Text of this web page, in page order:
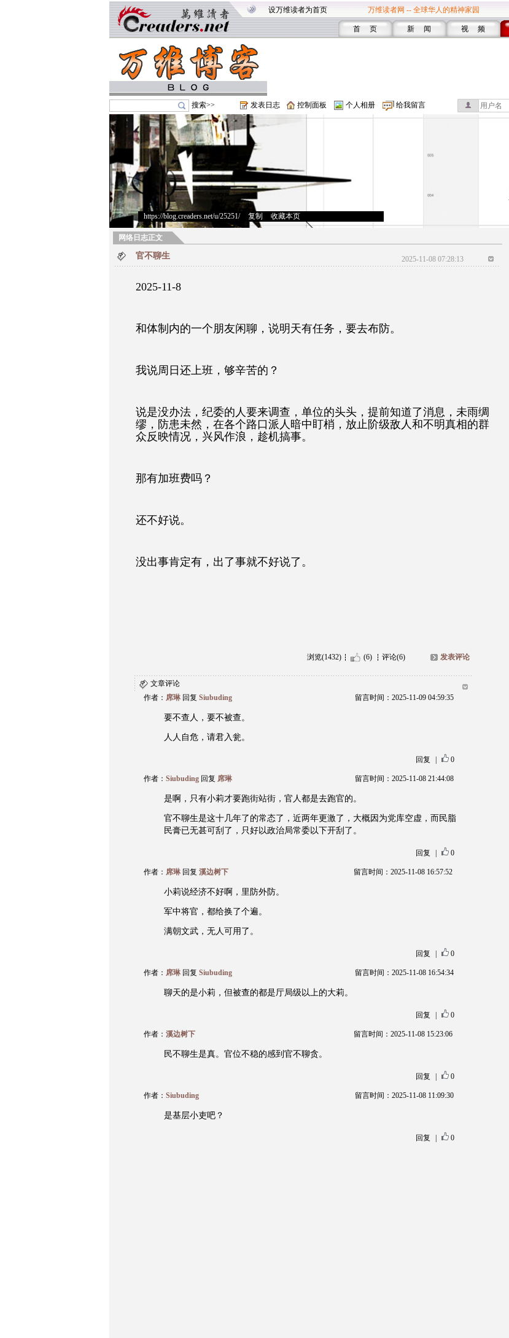
设万维读者为首页 万维读者网 -- 全球华人的精神家园
首 页 新 闻 视 频
搜索>> 发表日志 控制面板 个人相册 给我留言
https://blog.creaders.net/u/25251/> 复制 收藏本页
网络日志正文
官不聊生 2025-11-08 07:28:13
2025-11-8
和体制内的一个朋友闲聊，说明天有任务，要去布防。
我说周日还上班，够辛苦的？
说是没办法，纪委的人要来调查，单位的头头，提前知道了消息，未雨绸
缪，防患未然，在各个路口派人暗中盯梢，放止阶级敌人和不明真相的群
众反映情况，兴风作浪，趁机搞事。
那有加班费吗？
还不好说。
没出事肯定有，出了事就不好说了。
浏览(1432) (6) 评论(6) 发表评论
文章评论
作者： 席琳回复 Siubuding 留言时间：2025-11-09 04:59:35
要不查人，要不被查。
人人自危，请君入瓮。
回复 0
作者： Siubuding回复 席琳 留言时间：2025-11-08 21:44:08
是啊，只有小莉才要跑街站街，官人都是去跑官的。
官不聊生是这十几年了的常态了，近两年更激了，大概因为党库空虚，而民脂
民膏已无甚可刮了，只好以政治局常委以下开刮了。
回复 0
作者： 席琳回复 溪边树下 留言时间：2025-11-08 16:57:52
小莉说经济不好啊，里防外防。
军中将官，都给换了个遍。
满朝文武，无人可用了。
回复 0
作者： 席琳回复 Siubuding 留言时间：2025-11-08 16:54:34
聊天的是小莉，但被查的都是厅局级以上的大莉。
回复 0
作者： 溪边树下 留言时间：2025-11-08 15:23:06
民不聊生是真。官位不稳的感到官不聊贪。
回复 0
作者： Siubuding 留言时间：2025-11-08 11:09:30
是基层小吏吧？
回复 0